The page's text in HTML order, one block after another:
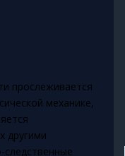
прослеживается
механике,
другими